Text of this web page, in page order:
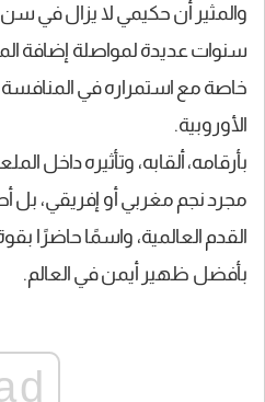
سنوات عديدة لمواصلة إضافة
خاصة مع استمراره في
الأوروبية.
بأرقامه، ألقابه، وتأثيره داخل
مجرد نجم مغربي أو إفريقي، بل
القدم العالمية، واسمًا حاضرًا
بأفضل ظهير أيمن في العالم.